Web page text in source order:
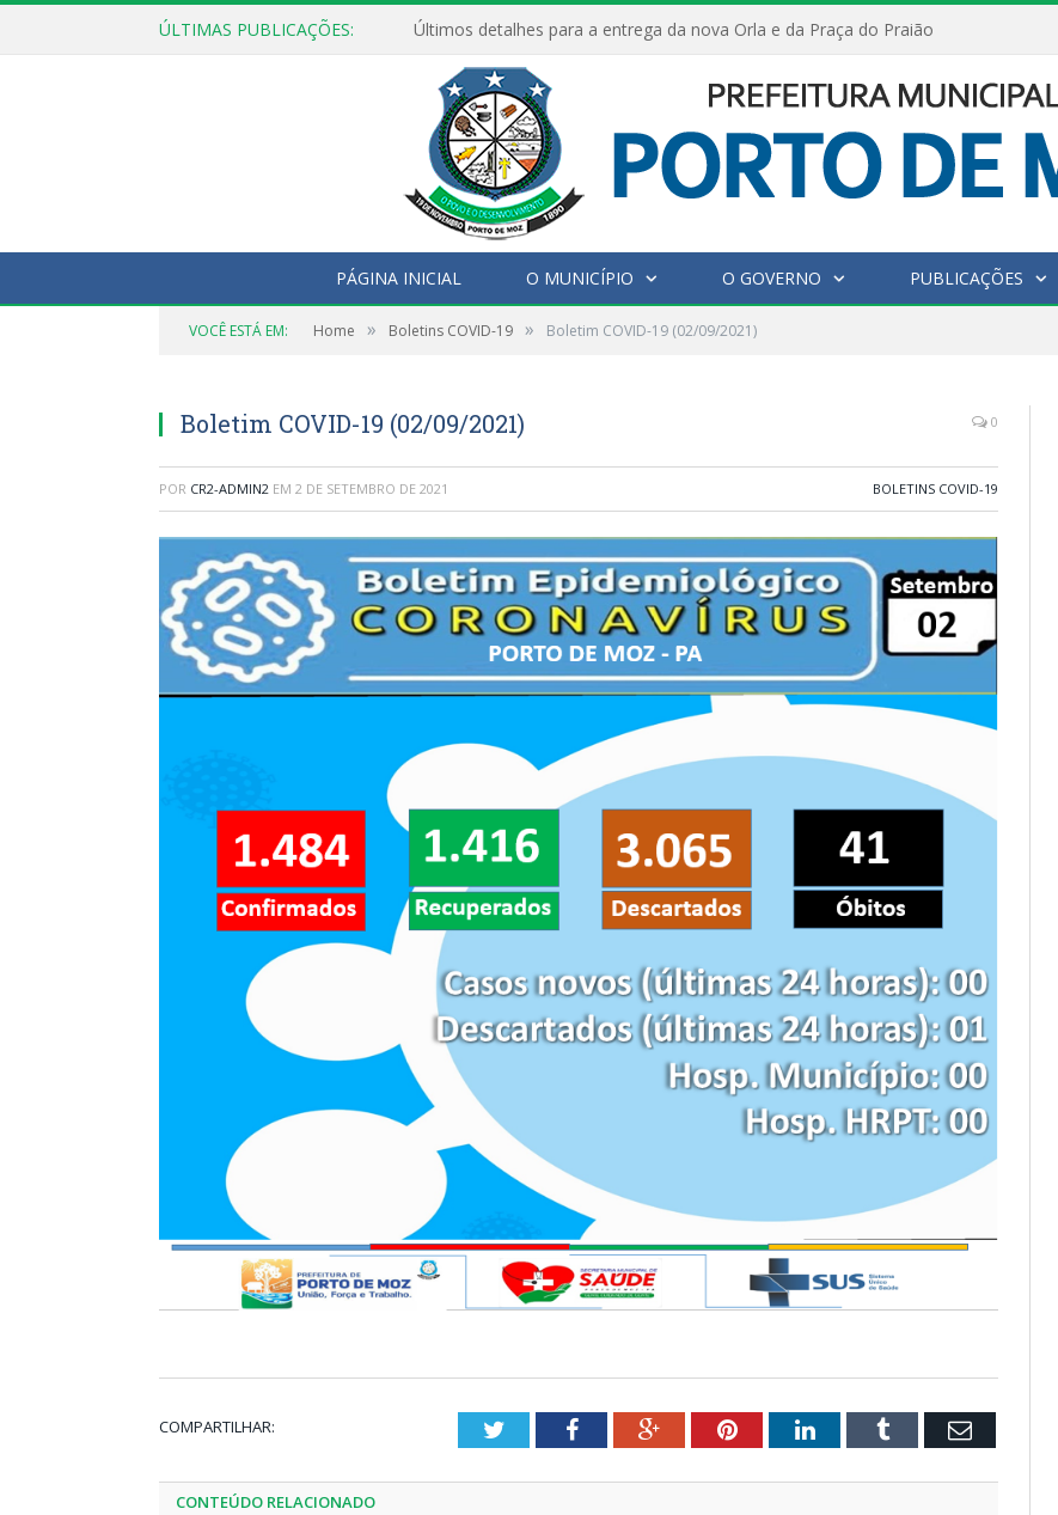
ÚLTIMAS PUBLICAÇÕES: Últimos detalhes para a entrega da nova Orla e da Praça do Praião
PÁGINA INICIAL O MUNICÍPIO O GOVERNO PUBLICAÇÕES
VOCÊ ESTÁ EM: Home » Boletins COVID-19 » Boletim COVID-19 (02/09/2021)
Boletim COVID-19 (02/09/2021) 0
POR CR2-ADMIN2 EM 2 DE SETEMBRO DE 2021 BOLETINS COVID-19
COMPARTILHAR: TwitterFacebookGoogle+PinterestLinkedInTumblr Email
CONTEÚDO RELACIONADO